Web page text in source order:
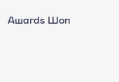
Awards Won